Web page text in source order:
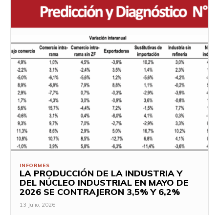
INFORMES
LA PRODUCCIÓN DE LA INDUSTRIA Y
DEL NÚCLEO INDUSTRIAL EN MAYO DE
2026 SE CONTRAJERON 3,5% Y 6,2%
13 Julio, 2026